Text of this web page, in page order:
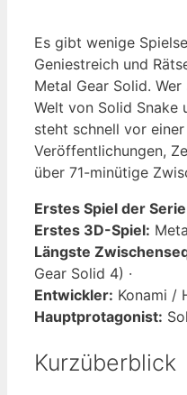
Es gibt wenige
Geniestreich und
Metal Gear Solid.
Welt von Solid Snake
steht schnell vor
Veröffentlichungen,
über 71-minütige
Erstes Spiel der
Erstes 3D-Spiel:
Längste
Gear Solid 4) ·
Entwickler: Konami /
Hauptprotagonist:
Kurzüberblick